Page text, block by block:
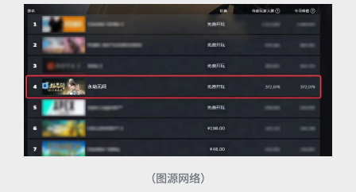
（图源网络）